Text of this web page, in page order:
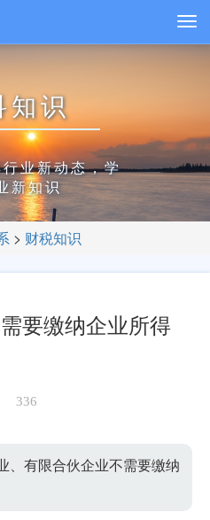
知识
业新动态，学
新知识
> 财税知识
要缴纳企业所得
336
、有限合伙企业不需要缴纳